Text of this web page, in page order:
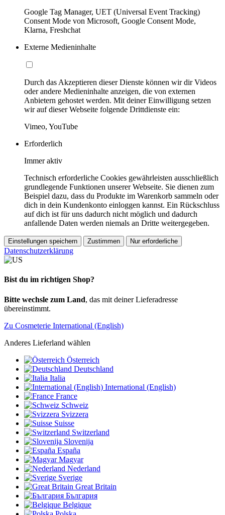
Google Tag Manager, UET (Universal Event Tracking)
Consent Mode von Microsoft, Google Consent Mode,
Klarna, Freshchat
Externe Medieninhalte
Durch das Akzeptieren dieser Dienste können wir dir Videos
oder andere Medieninhalte anzeigen, die von externen
Anbietern gehostet werden. Mit deiner Einwilligung setzen
wir auf dieser Webseite folgende Drittdienste ein:
Vimeo, YouTube
Erforderlich
Immer aktiv
Technisch erforderliche Cookies gewährleisten ausschließlich
grundlegende Funktionen unserer Webseite. Sie dienen zum
Beispiel dazu, dass du Produkte im Warenkorb sammeln oder
dich in dein Kundenkonto einloggen kannst. Ein Rückschluss
auf dich ist für uns dadurch nicht möglich und dadurch
anfallende Daten werden niemals an Dritte weitergegeben.
Einstellungen speichern Zustimmen Nur erforderliche
Datenschutzerklärung
Bist du im richtigen Shop?
Bitte wechsle zum Land, das mit deiner Lieferadresse
übereinstimmt.
Zu Cosmeterie International (English)
Anderes Lieferland wählen
Österreich
Deutschland
Italia
International (English)
France
Schweiz
Svizzera
Suisse
Switzerland
Slovenija
España
Magyar
Nederland
Sverige
Great Britain
България
Belgique